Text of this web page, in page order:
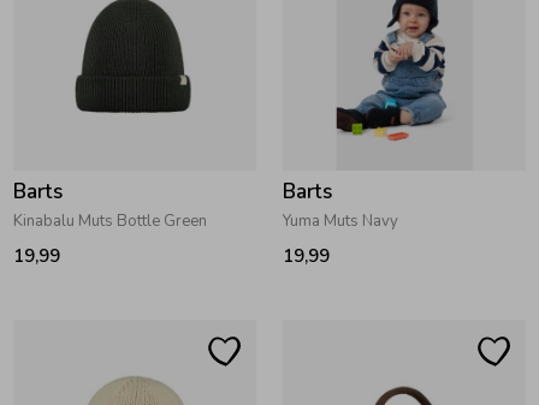
Barts
Kinabalu Muts Bottle Green
19,99
Barts
Yuma Muts Navy
19,99